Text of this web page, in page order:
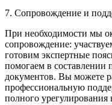
7. Сопровождение и
При необходимости мы
сопровождение:
готовим экспертные
помогаем в составлении
документов. Вы можете
профессиональную
полного